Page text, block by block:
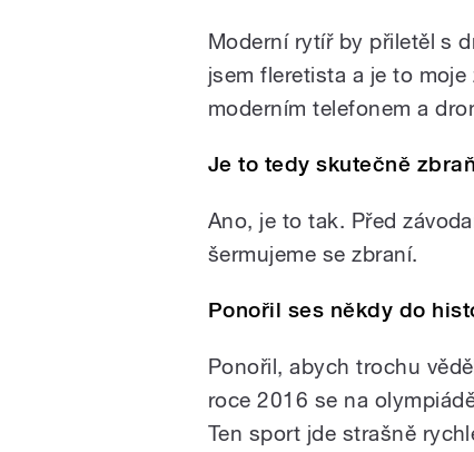
Moderní rytíř by přiletěl s
jsem fleretista a je to
moderním telefonem a
Je to tedy skutečně
Ano, je to tak. Před
šermujeme se zbraní.
Ponořil ses někdy do
Ponořil, abych trochu
roce 2016 se na
Ten sport jde strašně